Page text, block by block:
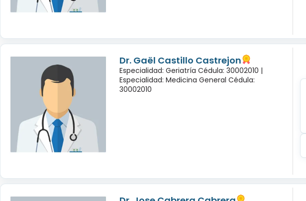
Dr. Gaël Castillo Castrejon
Especialidad: Geriatría Cédula: 30002010 |
Especialidad: Medicina General Cédula:
30002010